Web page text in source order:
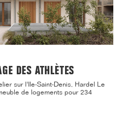
DES ATHLÈTES
sur l'Ile-Saint-Denis, Hardel Le
de logements pour 234